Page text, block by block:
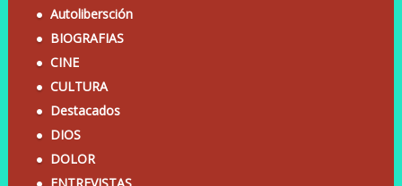
Autolibersción
BIOGRAFIAS
CINE
CULTURA
Destacados
DIOS
DOLOR